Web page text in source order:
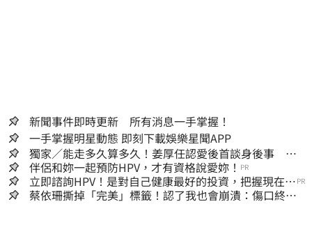
新聞事件即時更新 所有消息一手掌握！
一手掌握明星動態 即刻下載娛樂星聞APP
獨家／能走多久算多久！姜厚任認愛後首談身後事
「遺囑進度」曝光
伴侶和妳一起預防HPV，才有資格說愛妳！ PR
立即諮詢HPV！是對自己健康最好的投資，把握現在不
嫌晚！
PR
蔡依珊撕掉「完美」標籤！認了我也會崩潰：傷口終究